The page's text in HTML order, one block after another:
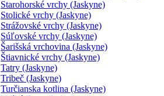
Starohorské vrchy (Jaskyne)
Stolické vrchy (Jaskyne)
Strážovské vrchy (Jaskyne)
Súľovské vrchy (Jaskyne)
Šarišská vrchovina (Jaskyne)
Štiavnické vrchy (Jaskyne)
Tatry (Jaskyne)
Tribeč (Jaskyne)
Turčianska kotlina (Jaskyne)